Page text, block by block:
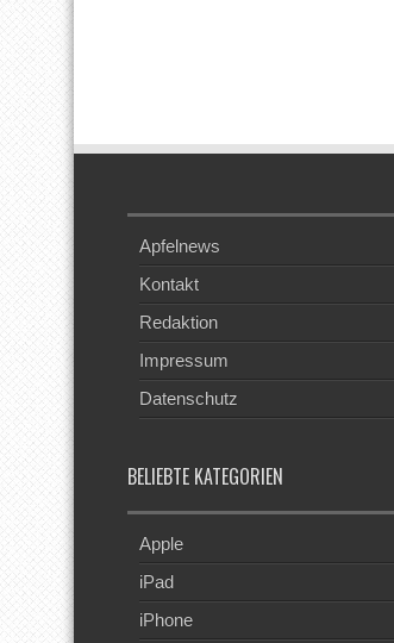
Apfelnews
Kontakt
Redaktion
Impressum
Datenschutz
BELIEBTE KATEGORIEN
Apple
iPad
iPhone